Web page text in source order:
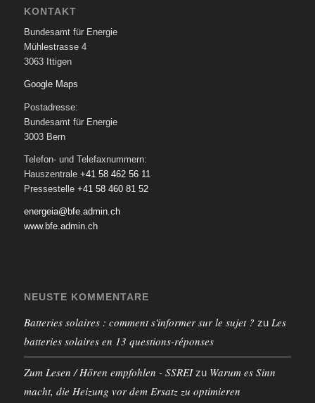
KONTAKT
Bundesamt für Energie
Mühlestrasse 4
3063 Ittigen
Google Maps
Postadresse:
Bundesamt für Energie
3003 Bern
Telefon- und Telefaxnummern:
Hauszentrale +41 58 462 56 11
Pressestelle +41 58 460 81 52
energeia@bfe.admin.ch
www.bfe.admin.ch
NEUSTE KOMMENTARE
Batteries solaires : comment s'informer sur le sujet ? zu Les
batteries solaires en 13 questions-réponses
Zum Lesen / Hören empfohlen - SSREIzu Warum es Sinn
macht, die Heizung vor dem Ersatz zu optimieren